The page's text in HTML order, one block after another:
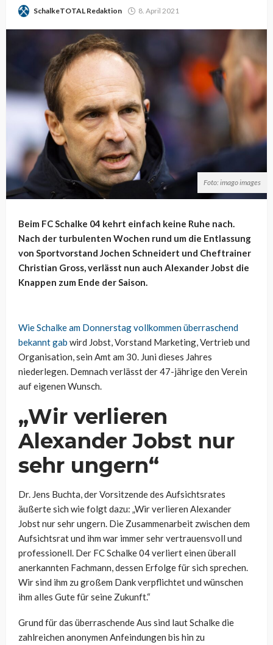
SchalkeTOTAL Redaktion 8. April 2021
Foto: imago images
Beim FC Schalke 04 kehrt einfach keine Ruhe nach.
Nach der turbulenten Wochen rund um die Entlassung
von Sportvorstand Jochen Schneidert und Cheftrainer
Christian Gross, verlässt nun auch Alexander Jobst die
Knappen zum Ende der Saison.
Wie Schalke am Donnerstag vollkommen überraschend
bekannt gab wird Jobst, Vorstand Marketing, Vertrieb und
Organisation, sein Amt am 30. Juni dieses Jahres
niederlegen. Demnach verlässt der 47-jährige den Verein
auf eigenen Wunsch.
„Wir verlieren
Alexander Jobst nur
sehr ungern“
Dr. Jens Buchta, der Vorsitzende des Aufsichtsrates
äußerte sich wie folgt dazu: „Wir verlieren Alexander
Jobst nur sehr ungern. Die Zusammenarbeit zwischen dem
Aufsichtsrat und ihm war immer sehr vertrauensvoll und
professionell. Der FC Schalke 04 verliert einen überall
anerkannten Fachmann, dessen Erfolge für sich sprechen.
Wir sind ihm zu großem Dank verpflichtet und wünschen
ihm alles Gute für seine Zukunft.“
Grund für das überraschende Aus sind laut Schalke die
zahlreichen anonymen Anfeindungen bis hin zu